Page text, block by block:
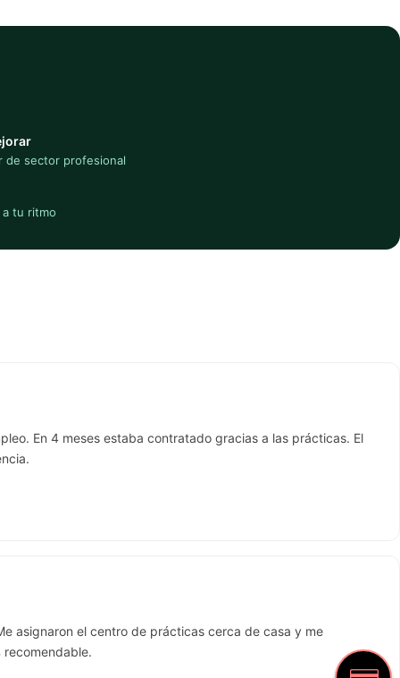
de sector profesional
a tu ritmo
En 4 meses estaba contratado gracias a las prácticas. El
asignaron el centro de prácticas cerca de casa y me
recomendable.